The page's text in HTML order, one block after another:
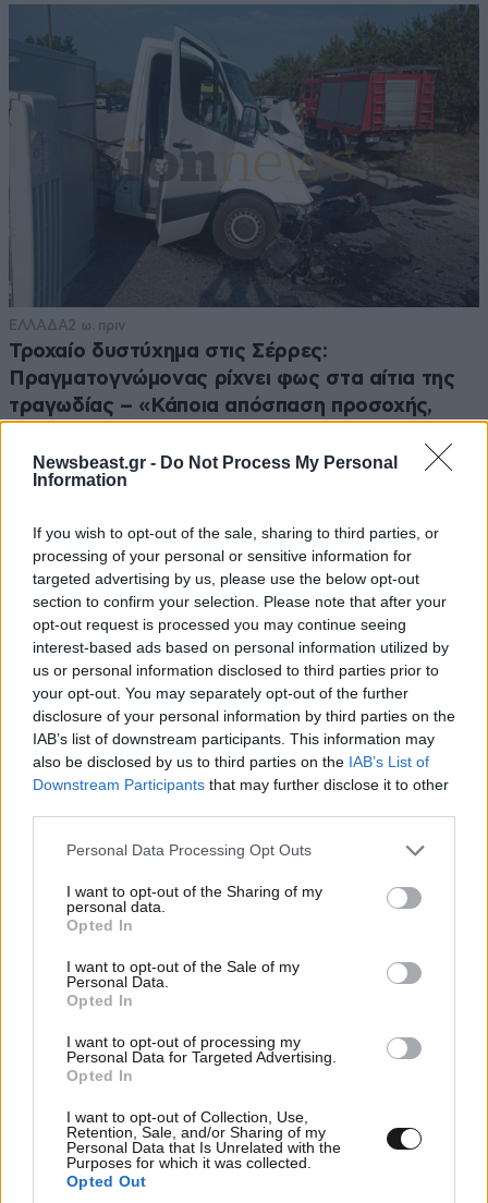
Newsbeast.gr - Do Not Process My Personal
Information
If you wish to opt-out of the sale, sharing to third parties, or
processing of your personal or sensitive information for
targeted advertising by us, please use the below opt-out
section to confirm your selection. Please note that after your
opt-out request is processed you may continue seeing
interest-based ads based on personal information utilized by
us or personal information disclosed to third parties prior to
your opt-out. You may separately opt-out of the further
disclosure of your personal information by third parties on the
IAB’s list of downstream participants. This information may
also be disclosed by us to third parties on the IAB’s List of
Downstream Participants that may further disclose it to other
Please note that this website/app uses one or more Google
not limited to your visit or usage behaviour. You may click to
grant or deny consent to Google and its third-party tags to
use your data for below specified purposes in below Google
consent section.
Personal Data Processing Opt Outs
I want to opt-out of the Sharing of my
personal data.
Opted In
I want to opt-out of the Sale of my
Personal Data.
Opted In
I want to opt-out of processing my
Personal Data for Targeted Advertising.
Opted In
I want to opt-out of Collection, Use,
Retention, Sale, and/or Sharing of my
Personal Data that Is Unrelated with the
Purposes for which it was collected.
Opted Out
ΕΛΛΑΔΑ2 ω. πριν
Τροχαίο δυστύχημα στις Σέρρες:
Πραγματογνώμονας ρίχνει φως στα αίτια της
τραγωδίας – «Κάποια απόσπαση προσοχής,
ΠΟΛΙΤΙΚΗ1 ω. πριν
Θανάσης Αυγερινός για Καρυστιανού-Γρατσία:
«Σπέκουλα, ψεύδη, πολιτική αναξιοπρέπεια και